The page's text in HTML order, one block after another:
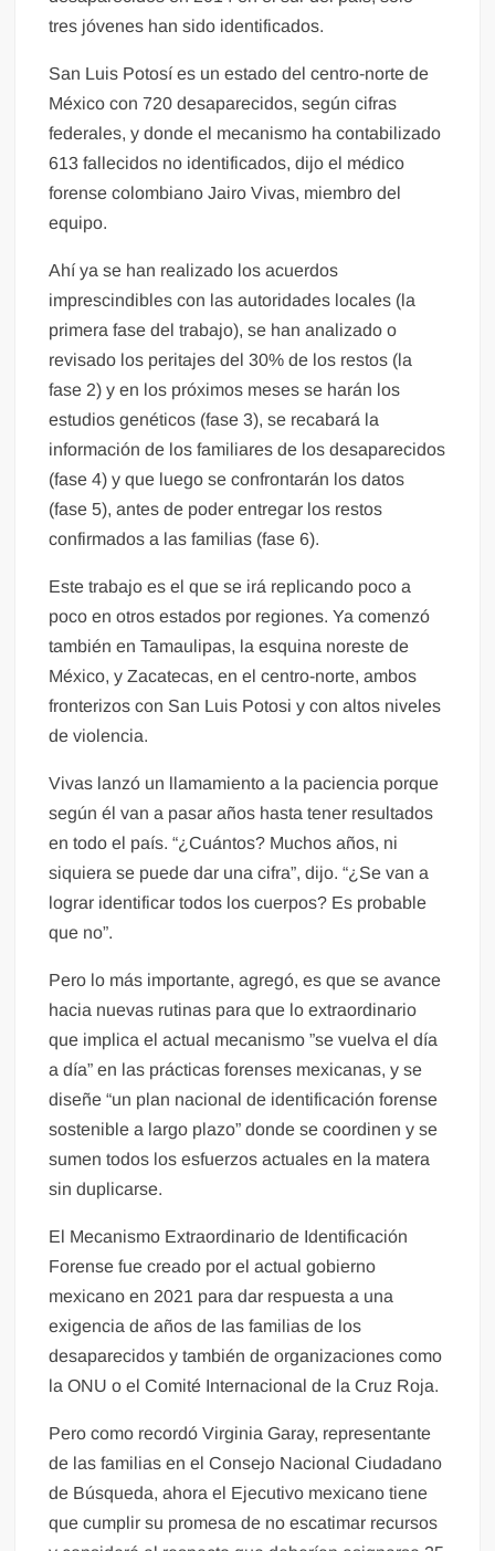
tres jóvenes han sido identificados.
San Luis Potosí es un estado del centro-norte de
México con 720 desaparecidos, según cifras
federales, y donde el mecanismo ha contabilizado
613 fallecidos no identificados, dijo el médico
forense colombiano Jairo Vivas, miembro del
equipo.
Ahí ya se han realizado los acuerdos
imprescindibles con las autoridades locales (la
primera fase del trabajo), se han analizado o
revisado los peritajes del 30% de los restos (la
fase 2) y en los próximos meses se harán los
estudios genéticos (fase 3), se recabará la
información de los familiares de los desaparecidos
(fase 4) y que luego se confrontarán los datos
(fase 5), antes de poder entregar los restos
confirmados a las familias (fase 6).
Este trabajo es el que se irá replicando poco a
poco en otros estados por regiones. Ya comenzó
también en Tamaulipas, la esquina noreste de
México, y Zacatecas, en el centro-norte, ambos
fronterizos con San Luis Potosi y con altos niveles
de violencia.
Vivas lanzó un llamamiento a la paciencia porque
según él van a pasar años hasta tener resultados
en todo el país. “¿Cuántos? Muchos años, ni
siquiera se puede dar una cifra”, dijo. “¿Se van a
lograr identificar todos los cuerpos? Es probable
que no”.
Pero lo más importante, agregó, es que se avance
hacia nuevas rutinas para que lo extraordinario
que implica el actual mecanismo ”se vuelva el día
a día” en las prácticas forenses mexicanas, y se
diseñe “un plan nacional de identificación forense
sostenible a largo plazo” donde se coordinen y se
sumen todos los esfuerzos actuales en la matera
sin duplicarse.
El Mecanismo Extraordinario de Identificación
Forense fue creado por el actual gobierno
mexicano en 2021 para dar respuesta a una
exigencia de años de las familias de los
desaparecidos y también de organizaciones como
la ONU o el Comité Internacional de la Cruz Roja.
Pero como recordó Virginia Garay, representante
de las familias en el Consejo Nacional Ciudadano
de Búsqueda, ahora el Ejecutivo mexicano tiene
que cumplir su promesa de no escatimar recursos